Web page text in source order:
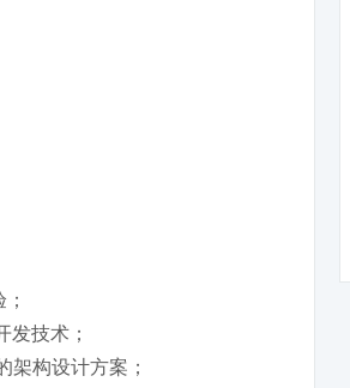
技术；
架构设计方案；